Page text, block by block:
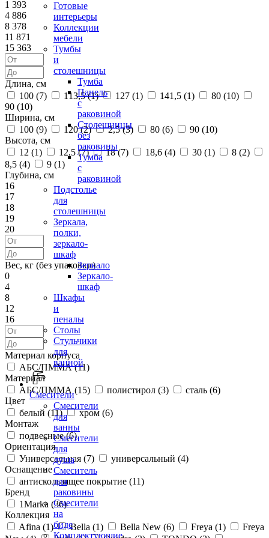
Готовые
интерьеры
Коллекции
мебели
Тумбы
и
столешницы
Тумба
Панель
с
раковиной
Столешницы
без
раковины
Тумба
с
раковиной
Подстолье
для
столешницы
Зеркала,
полки,
зеркало-
шкаф
Зеркало
Зеркало-
шкаф
Шкафы
и
пеналы
Столы
Стульчики
для
ванной
Смесители
Смесители
для
ванны
Смесители
для
душа
Смеситель
для
раковины
Смесители
на
биде
Комплектующие
1 393
4 886
8 378
11 871
15 363
Длина, см
100 (7) 113,5 (1) 127 (1) 141,5 (1) 80 (10)
90 (10)
Ширина, см
100 (9) 120 (2) 2,5 (3) 80 (6) 90 (10)
Высота, см
12 (1) 12,5 (7) 18 (7) 18,6 (4) 30 (1) 8 (2)
8,5 (4) 9 (1)
Глубина, см
16
17
18
19
20
Вес, кг (без упаковки)
0
4
8
12
16
Материал корпуса
АБС/ПММА (11)
Материал
АБС/ПММА (15) полистирол (3) сталь (6)
Цвет
белый (11) хром (6)
Монтаж
подвесные (6)
Ориентация
Универсальная (7) универсальный (4)
Оснащение
антискользящее покрытие (11)
Бренд
1Marka (36)
Коллекция
Afina (1) Bella (1) Bella New (6) Freya (1)
Freya